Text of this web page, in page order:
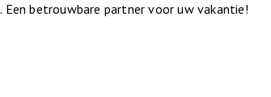
Een betrouwbare partner voor uw vakantie!